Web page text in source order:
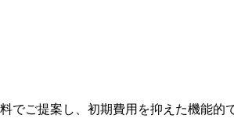
ご提案し、初期費用を抑えた機能的